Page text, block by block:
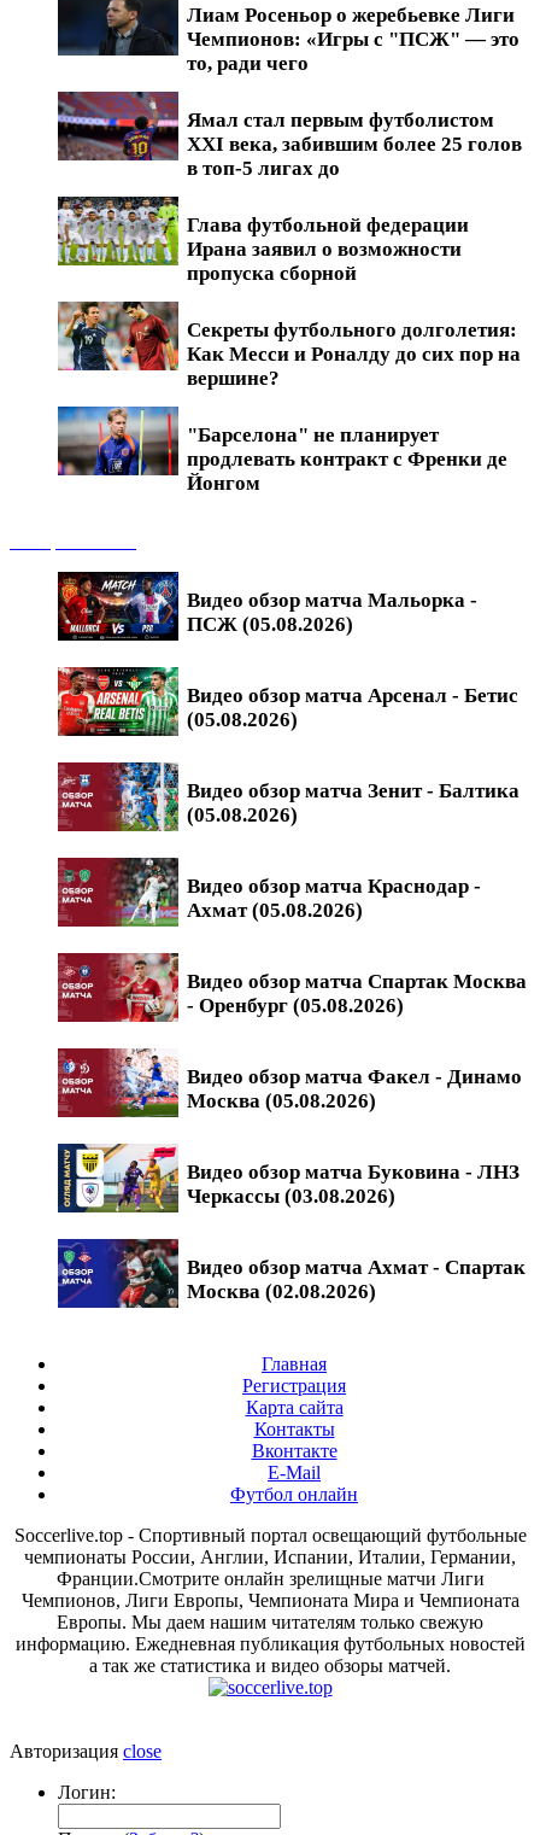
Лиам Росеньор о жеребьевке Лиги
Чемпионов: «Игры с "ПСЖ" — это
то, ради чего
Ямал стал первым футболистом
XXI века, забившим более 25 голов
в топ-5 лигах до
Глава футбольной федерации
Ирана заявил о возможности
пропуска сборной
Секреты футбольного долголетия:
Как Месси и Роналду до сих пор на
вершине?
"Барселона" не планирует
продлевать контракт с Френки де
Йонгом
Видео обзор матча Мальорка -
ПСЖ (05.08.2026)
Видео обзор матча Арсенал - Бетис
(05.08.2026)
Видео обзор матча Зенит - Балтика
(05.08.2026)
Видео обзор матча Краснодар -
Ахмат (05.08.2026)
Видео обзор матча Спартак Москва
- Оренбург (05.08.2026)
Видео обзор матча Факел - Динамо
Москва (05.08.2026)
Видео обзор матча Буковина - ЛНЗ
Черкассы (03.08.2026)
Видео обзор матча Ахмат - Спартак
Москва (02.08.2026)
Главная
Регистрация
Карта сайта
Контакты
Вконтакте
E-Mail
Футбол онлайн
Soccerlive.top - Спортивный портал освещающий футбольные
чемпионаты России, Англии, Испании, Италии, Германии,
Франции.Смотрите онлайн зрелищные матчи Лиги
Чемпионов, Лиги Европы, Чемпионата Мира и Чемпионата
Европы. Мы даем нашим читателям только свежую
информацию. Ежедневная публикация футбольных новостей
а так же статистика и видео обзоры матчей.
Авторизация close
Логин: